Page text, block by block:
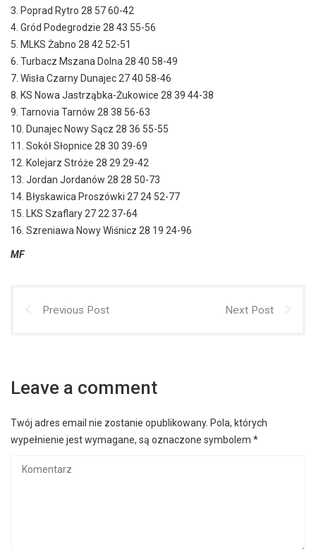
3. Poprad Rytro 28 57 60-42
4. Gród Podegrodzie 28 43 55-56
5. MLKS Żabno 28 42 52-51
6. Turbacz Mszana Dolna 28 40 58-49
7. Wisła Czarny Dunajec 27 40 58-46
8. KS Nowa Jastrząbka-Żukowice 28 39 44-38
9. Tarnovia Tarnów 28 38 56-63
10. Dunajec Nowy Sącz 28 36 55-55
11. Sokół Słopnice 28 30 39-69
12. Kolejarz Stróże 28 29 29-42
13. Jordan Jordanów 28 28 50-73
14. Błyskawica Proszówki 27 24 52-77
15. LKS Szaflary 27 22 37-64
16. Szreniawa Nowy Wiśnicz 28 19 24-96
MF
Previous Post Next Post
Leave a comment
Twój adres email nie zostanie opublikowany. Pola, których
wypełnienie jest wymagane, są oznaczone symbolem *